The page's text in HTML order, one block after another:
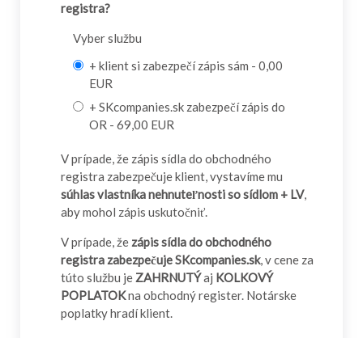
registra?
Vyber službu
+ klient si zabezpečí zápis sám - 0,00
EUR
+ SKcompanies.sk zabezpečí zápis do
OR - 69,00 EUR
V prípade, že zápis sídla do obchodného
registra zabezpečuje klient, vystavíme mu
súhlas vlastníka nehnuteľnosti so sídlom + LV,
aby mohol zápis uskutočniť.
V prípade, že zápis sídla do obchodného
registra zabezpečuje SKcompanies.sk, v cene za
túto službu je ZAHRNUTÝaj KOLKOVÝ
POPLATOKna obchodný register. Notárske
poplatky hradí klient.